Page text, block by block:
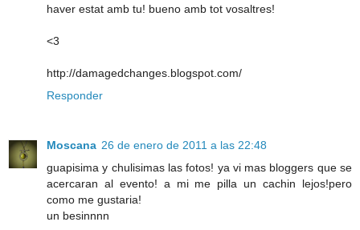
haver estat amb tu! bueno amb tot vosaltres!
<3
http://damagedchanges.blogspot.com/
Responder
Moscana 26 de enero de 2011 a las 22:48
guapisima y chulisimas las fotos! ya vi mas bloggers que se
acercaran al evento! a mi me pilla un cachin lejos!pero
como me gustaria!
un besinnnn